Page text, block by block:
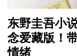
东野圭吾小
念爱藏版！
情绪